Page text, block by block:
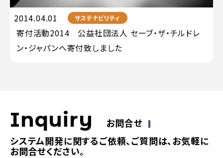
2014.04.01 サステナビリティ
寄付活動2014 公益社団法人 セーブ・ザ・チルドレ
ン・ジャパンへ寄付致しました
Inquiry
お問合せ
システム開発に関するご依頼、ご質問は、お気軽に
お問合せください。